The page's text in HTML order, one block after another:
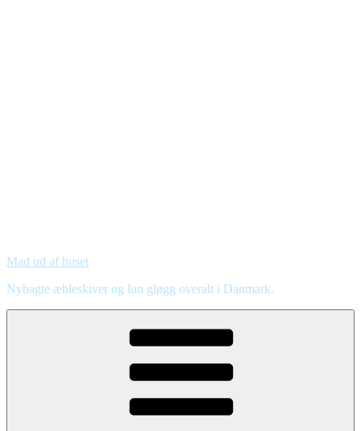
Mad ud af huset
Nybagte æbleskiver og lun gløgg overalt i Danmark.